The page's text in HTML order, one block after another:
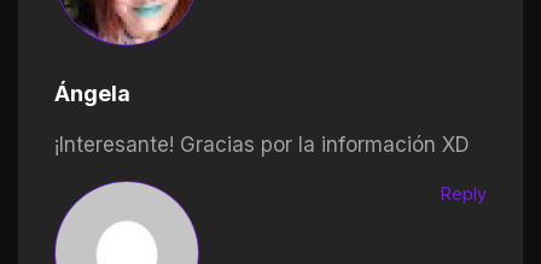
Ángela
¡Interesante! Gracias por la información XD
Reply